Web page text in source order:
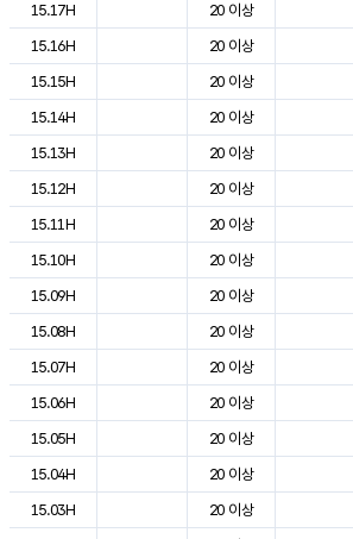
15.17H
20 이상
15.16H
20 이상
15.15H
20 이상
15.14H
20 이상
15.13H
20 이상
15.12H
20 이상
15.11H
20 이상
15.10H
20 이상
15.09H
20 이상
15.08H
20 이상
15.07H
20 이상
15.06H
20 이상
15.05H
20 이상
15.04H
20 이상
15.03H
20 이상